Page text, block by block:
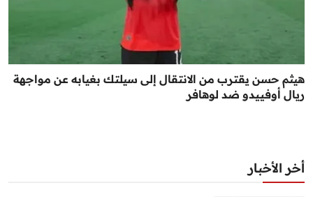
هيثم حسن يقترب من الانتقال إلى سيلتك بغيابه عن مواجهة
ريال أوفييدو ضد لوهافر
أخر الأخبار